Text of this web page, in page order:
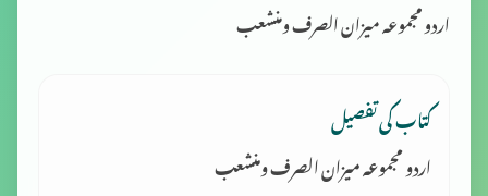
اردو مجموعہ میزان الصرف ومنشعب
کتاب کی تفصیل
اردو مجموعہ میزان الصرف ومنشعب